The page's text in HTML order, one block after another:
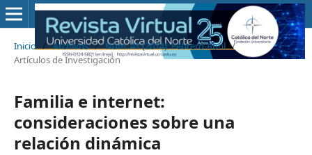
Inicio / Archivos / Núm. 41 (2014): Febrero-Abril /
Artículos de Investigación
Familia e internet:
consideraciones sobre una
relación dinámica